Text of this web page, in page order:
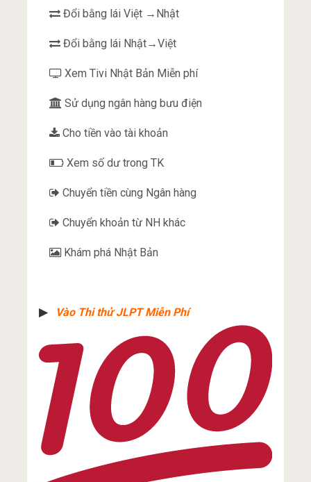
Đổi bằng lái Việt →Nhật
Đổi bằng lái Nhật→Việt
Xem Tivi Nhật Bản Miễn phí
Sử dụng ngân hàng bưu điện
Cho tiền vào tài khoản
Xem số dư trong TK
Chuyển tiền cùng Ngân hàng
Chuyển khoản từ NH khác
Khám phá Nhật Bản
▶︎ Vào Thi thử JLPT Miễn Phí